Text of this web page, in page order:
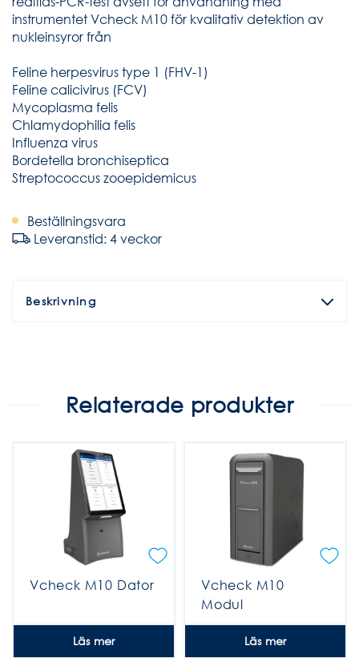
instrumentet Vcheck M10 för kvalitativ detektion av
nukleinsyror från
Feline herpesvirus type 1 (FHV-1)
Feline calicivirus (FCV)
Mycoplasma felis
Chlamydophilia felis
Influenza virus
Bordetella bronchiseptica
Streptococcus zooepidemicus
Beställningsvara
Leveranstid: 4 veckor
Beskrivning
Relaterade produkter
Vcheck M10 Dator
Läs mer
Vcheck M10
Modul
Läs mer